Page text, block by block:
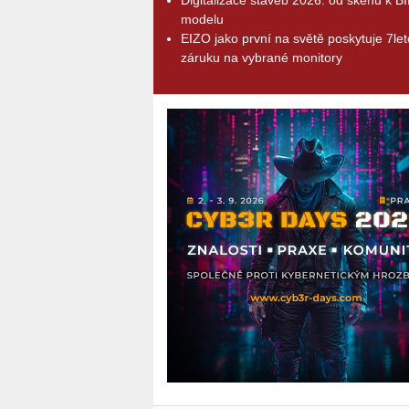
modelu
EIZO jako první na světě poskytuje
záruku na vybrané monitory